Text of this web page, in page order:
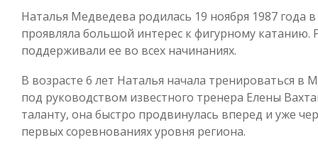
Наталья Медведева родилась 19 ноября 1987 года
проявляла большой интерес к фигурному катанию.
поддерживали ее во всех начинаниях.
В возрасте 6 лет Наталья начала тренироваться в
под руководством известного тренера Елены
таланту, она быстро продвинулась вперед и уже
первых соревнованиях уровня региона.